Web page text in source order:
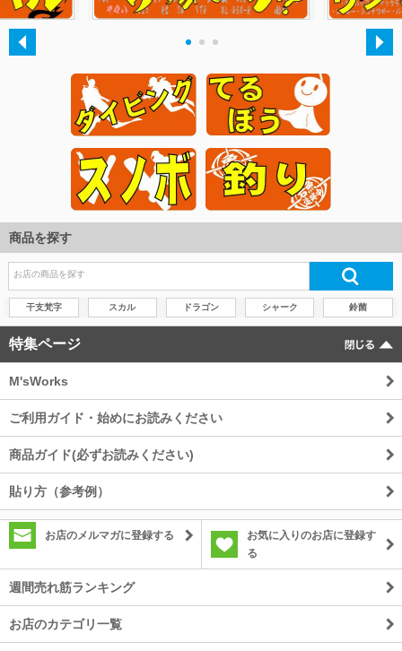
商品を探す
干支梵字 スカル ドラゴン シャーク 鈴菌
特集ページ
M'sWorks
ご利用ガイド・始めにお読みください
商品ガイド(必ずお読みください)
貼り方（参考例）
お店のメルマガに登録する
お気に入りのお店に登録す
る
週間売れ筋ランキング
お店のカテゴリ一覧